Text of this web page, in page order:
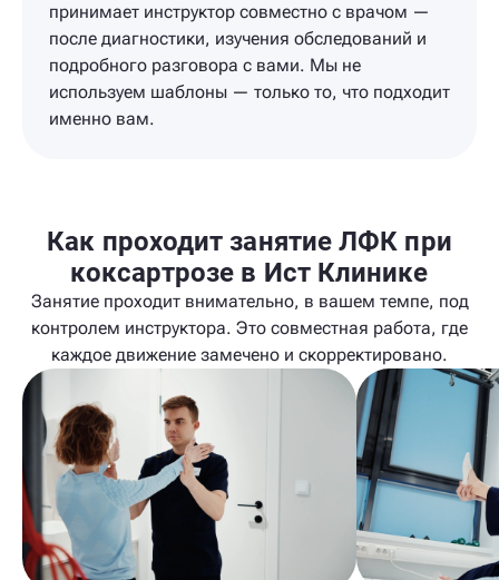
принимает инструктор совместно с врачом —
после диагностики, изучения обследований и
подробного разговора с вами. Мы не
используем шаблоны — только то, что подходит
именно вам.
Как проходит занятие ЛФК при
коксартрозе в Ист Клинике
Занятие проходит внимательно, в вашем темпе, под
контролем инструктора. Это совместная работа, где
каждое движение замечено и скорректировано.